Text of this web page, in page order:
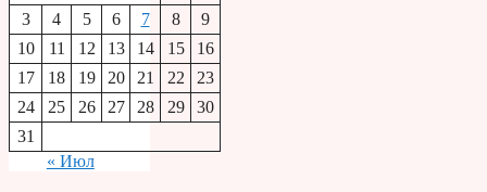
3
4 5 6 7 8
9
10
11 12 13 14 15
16
17
18 19 20 21 22
23
24
25 26 27 28 29
30
31
« Июл